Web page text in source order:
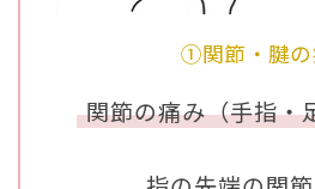
①関節・腱の
関節の痛み（手指・